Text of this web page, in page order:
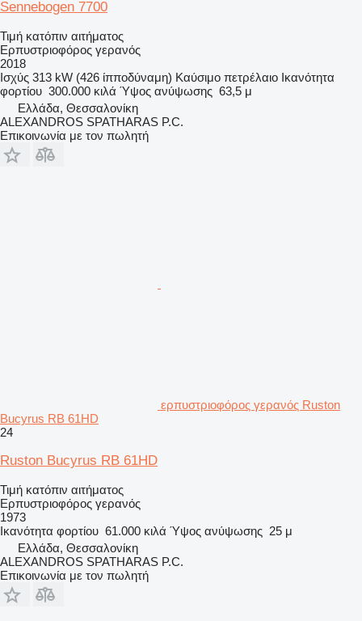
Sennebogen 7700
Τιμή κατόπιν αιτήματος
Ερπυστριοφόρος γερανός
2018
Ισχύς 313 kW (426 ίπποδύναμη) Καύσιμο πετρέλαιο Ικανότητα
φορτίου 300.000 κιλά Ύψος ανύψωσης 63,5 μ
Ελλάδα, Θεσσαλονίκη
ALEXANDROS SPATHARAS P.C.
Επικοινωνία με τον πωλητή
ερπυστριοφόρος γερανός Ruston
Bucyrus RB 61HD
24
Ruston Bucyrus RB 61HD
Τιμή κατόπιν αιτήματος
Ερπυστριοφόρος γερανός
1973
Ικανότητα φορτίου 61.000 κιλά Ύψος ανύψωσης 25 μ
Ελλάδα, Θεσσαλονίκη
ALEXANDROS SPATHARAS P.C.
Επικοινωνία με τον πωλητή